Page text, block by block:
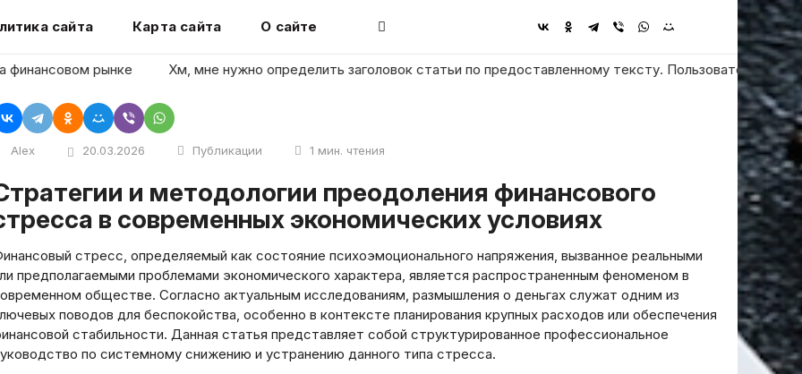
сайта Карта сайта О сайте
рынке Хм, мне нужно определить заголовок статьи по предоставленному тексту. Пользователь просит
Alex 20.03.2026 Публикации 1 мин. чтения
финансового
в современных экономических условиях
стресс, определяемый как состояние психоэмоционального напряжения, вызванное реальными
предполагаемыми проблемами экономического характера, является распространенным феноменом в
обществе. Согласно актуальным исследованиям, размышления о деньгах служат одним из
поводов для беспокойства, особенно в контексте планирования крупных расходов или обеспечения
стабильности. Данная статья представляет собой структурированное профессиональное
по системному снижению и устранению данного типа стресса.